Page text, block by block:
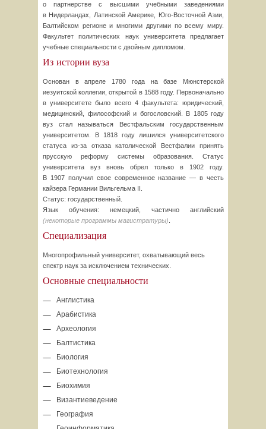
о партнерстве с высшими учебными заведениями
в Нидерландах, Латинской Америке,
Юго-ВосточнойАзии,
Балтийском регионе и многими другими по всему миру.
Факультет политических наук университета предлагает
учебные специальности с двойным дипломом.
Из истории вуза
Основан в апреле 1780 года на базе Мюнстерской
иезуитской коллегии, открытой в 1588 году. Первоначально
в университете было всего 4 факультета: юридический,
медицинский, философский и богословский. В 1805 году
вуз стал называться Вестфальским государственным
университетом. В 1818 году лишился университетского
статуса из-заотказа католической Вестфалии принять
прусскую реформу системы образования. Статус
университета вуз вновь обрел только в 1902 году.
В 1907 получил свое современное название — в честь
кайзера Германии Вильгельма II.
Статус: государственный.
Язык обучения: немецкий, частично английский
(некоторые программы магистратуры)
Специализация
Многопрофильный университет, охватывающий весь
спектр наук за исключением технических.
Основные специальности
Англистика
Арабистика
Археология
Балтистика
Биология
Биотехнология
Биохимия
Византиеведение
География